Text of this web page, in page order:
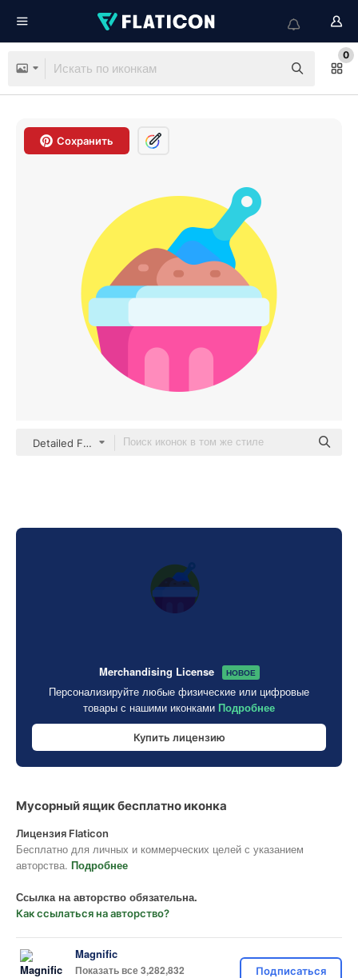
0
Сохранить
Detailed Flat Circular Flat
Merchandising License НОВОЕ
Персонализируйте любые физические или цифровые
товары с нашими иконками Подробнее
Купить лицензию
Мусорный ящик бесплатно иконка
Лицензия Flaticon
Бесплатно для личных и коммерческих целей с указанием
авторства. Подробнее
Ссылка на авторство обязательна.
Как ссылаться на авторство?
Magnific
Показать все 3,282,832
Подписаться